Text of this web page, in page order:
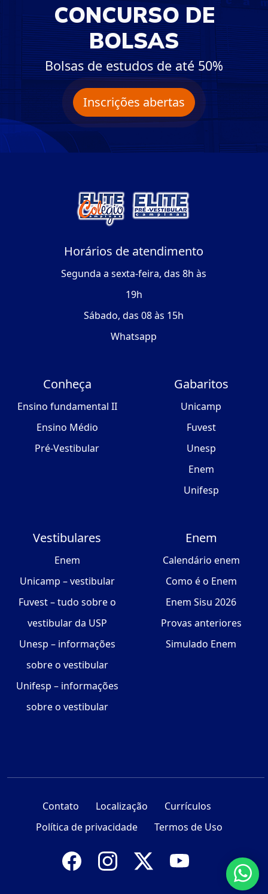
CONCURSO DE
BOLSAS
Bolsas de estudos de até 50%
Inscrições abertas
Horários de atendimento
Segunda a sexta-feira, das 8h às
19h
Sábado, das 08 às 15h
Whatsapp
Conheça
Ensino fundamental II
Ensino Médio
Pré-Vestibular
Gabaritos
Unicamp
Fuvest
Unesp
Enem
Unifesp
Vestibulares
Enem
Unicamp – vestibular
Fuvest – tudo sobre o
vestibular da USP
Unesp – informações
sobre o vestibular
Unifesp – informações
sobre o vestibular
Enem
Calendário enem
Como é o Enem
Enem Sisu 2026
Provas anteriores
Simulado Enem
Contato Localização
Currículos
Política de privacidade
Termos de Uso